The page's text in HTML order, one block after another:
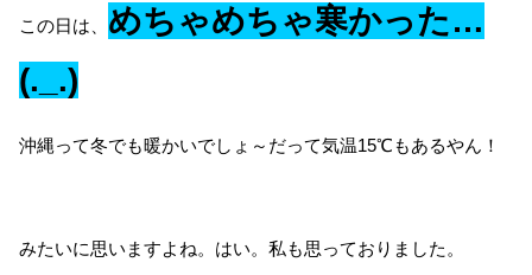
この日は、 めちゃめちゃ寒かった…
(._.)
沖縄って冬でも暖かいでしょ～だって気温15℃もあるやん！
みたいに思いますよね。はい。私も思っておりました。